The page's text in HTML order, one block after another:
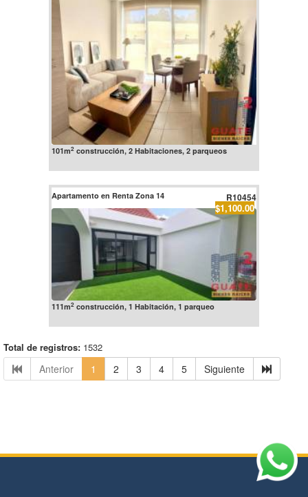
101m2construcción, 2 Habitaciones, 2 parqueos
Apartamento en Renta Zona 14 R10454
$1,100.00
111m2construcción, 1 Habitación, 1 parqueo
Total de registros: 1532
Anterior 1 2 3 4 5 Siguiente